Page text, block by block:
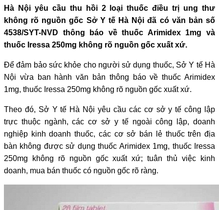
Hà Nội yêu cầu thu hồi 2 loại thuốc điều trị ung thư
không rõ nguồn gốc Sở Y tế Hà Nội đã có văn bản số
4538/SYT-NVD thông báo về thuốc Arimidex 1mg và
thuốc Iressa 250mg không rõ nguồn gốc xuất xứ.
Để đảm bảo sức khỏe cho người sử dụng thuốc, Sở Y tế Hà
Nội vừa ban hành văn bản thông báo về thuốc Arimidex
1mg, thuốc Iressa 250mg không rõ nguồn gốc xuất xứ.
Theo đó, Sở Y tế Hà Nội yêu cầu các cơ sở y tế công lập
trực thuộc ngành, các cơ sở y tế ngoài công lập, doanh
nghiệp kinh doanh thuốc, các cơ sở bán lẻ thuốc trên địa
bàn không được sử dụng thuốc Arimidex 1mg, thuốc Iressa
250mg không rõ nguồn gốc xuất xứ; tuân thủ việc kinh
doanh, mua bán thuốc có nguồn gốc rõ ràng.